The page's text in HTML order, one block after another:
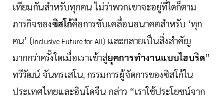
เทียมกันสำหรับทุกคน ไม่ว่าพวกเขาจะอยู่ที่ใดก็ตาม
ภารกิจของซิสโก้คือการขับเคลื่อนอนาคตสำหรับ ‘ทุก
คน’ (Inclusive Future for All) และกลายเป็นสิ่งสำคัญ
มากกว่าครั้งใดเมื่อเราเข้าสู่ยุคการทำงานแบบไฮบริด”
ทวีวัฒน์ จันทรเสโน, กรรมการผู้จัดการของซิสโก้ใน
ประเทศไทยและอินโดจีน กล่าว “เราใช้ประโยชน์จาก